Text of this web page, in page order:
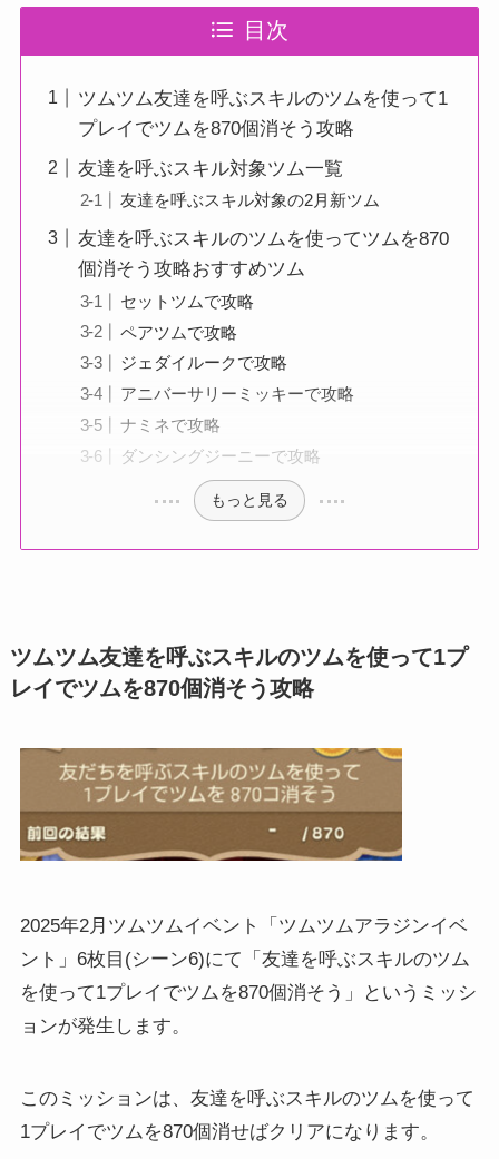
目次
ツムツム友達を呼ぶスキルのツムを使って1
プレイでツムを870個消そう攻略
友達を呼ぶスキル対象ツム一覧
友達を呼ぶスキル対象の2月新ツム
友達を呼ぶスキルのツムを使ってツムを870
個消そう攻略おすすめツム
セットツムで攻略
ペアツムで攻略
ジェダイルークで攻略
アニバーサリーミッキーで攻略
ナミネで攻略
ダンシングジーニーで攻略
もっと見る
ツムツム友達を呼ぶスキルのツムを使って1プ
レイでツムを870個消そう攻略
2025年2月ツムツムイベント「ツムツムアラジンイベ
ント」6枚目(シーン6)にて「友達を呼ぶスキルのツム
を使って1プレイでツムを870個消そう」というミッシ
ョンが発生します。
このミッションは、友達を呼ぶスキルのツムを使って
1プレイでツムを870個消せばクリアになります。